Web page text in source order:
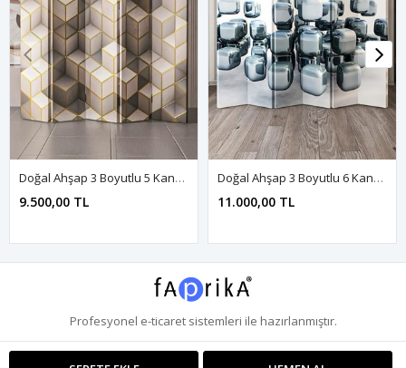
Doğal Ahşap 3 Boyutlu 5 Kanat Paravan Seperatör Oda Bölme
9.500,00 TL
Doğal Ahşap 3 Boyutlu 6 Kanat Paravan Seperatör Oda Bölme
11.000,00 TL
Profesyonel e-ticaretsistemleri ile hazırlanmıştır.